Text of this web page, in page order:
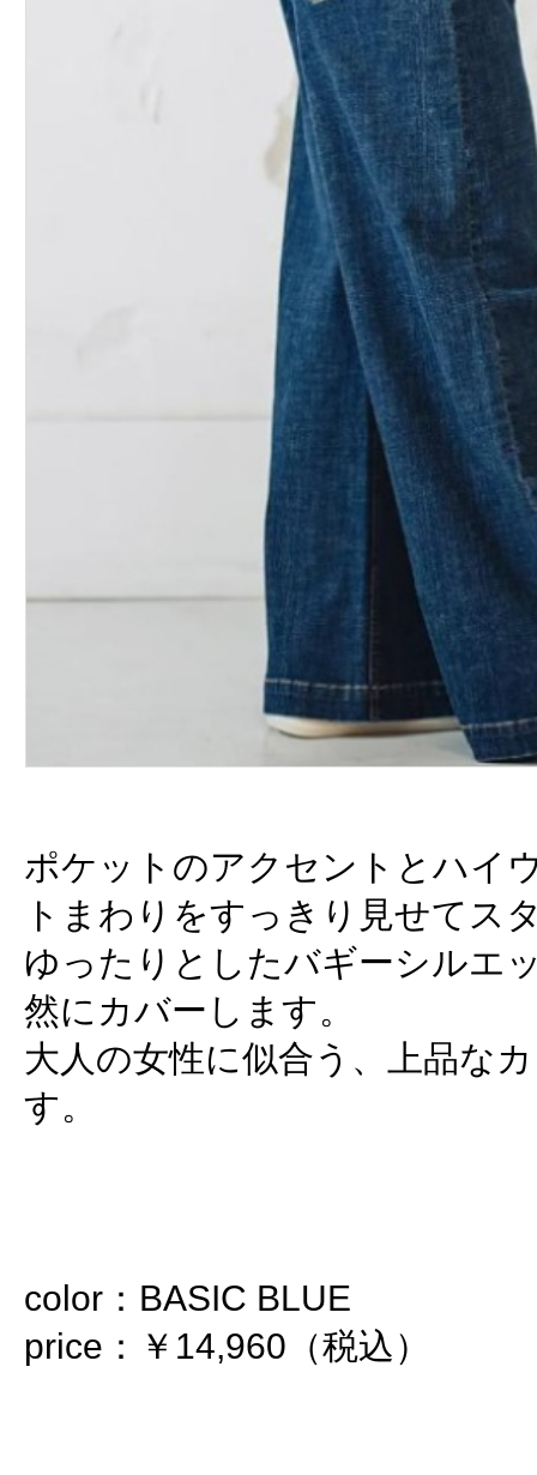
ポケットのアクセントとハイ
トまわりをすっきり見せてス
ゆったりとしたバギーシルエ
然にカバーします。
大人の女性に似合う、上品な
す。
color：BASIC BLUE
price：￥14,960（税込）